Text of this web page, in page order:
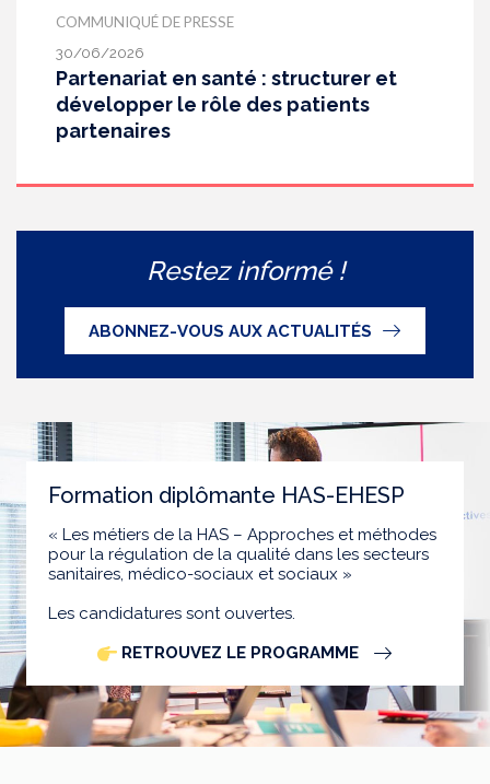
COMMUNIQUÉ DE PRESSE
30/06/2026
Partenariat en santé : structurer et
développer le rôle des patients
partenaires
Restez informé !
ABONNEZ-VOUS AUX ACTUALITÉS
Formation diplômante HAS-EHESP
« Les métiers de la HAS – Approches et méthodes
pour la régulation de la qualité dans les secteurs
sanitaires, médico-sociaux et sociaux »
Les candidatures sont ouvertes.
RETROUVEZ LE PROGRAMME